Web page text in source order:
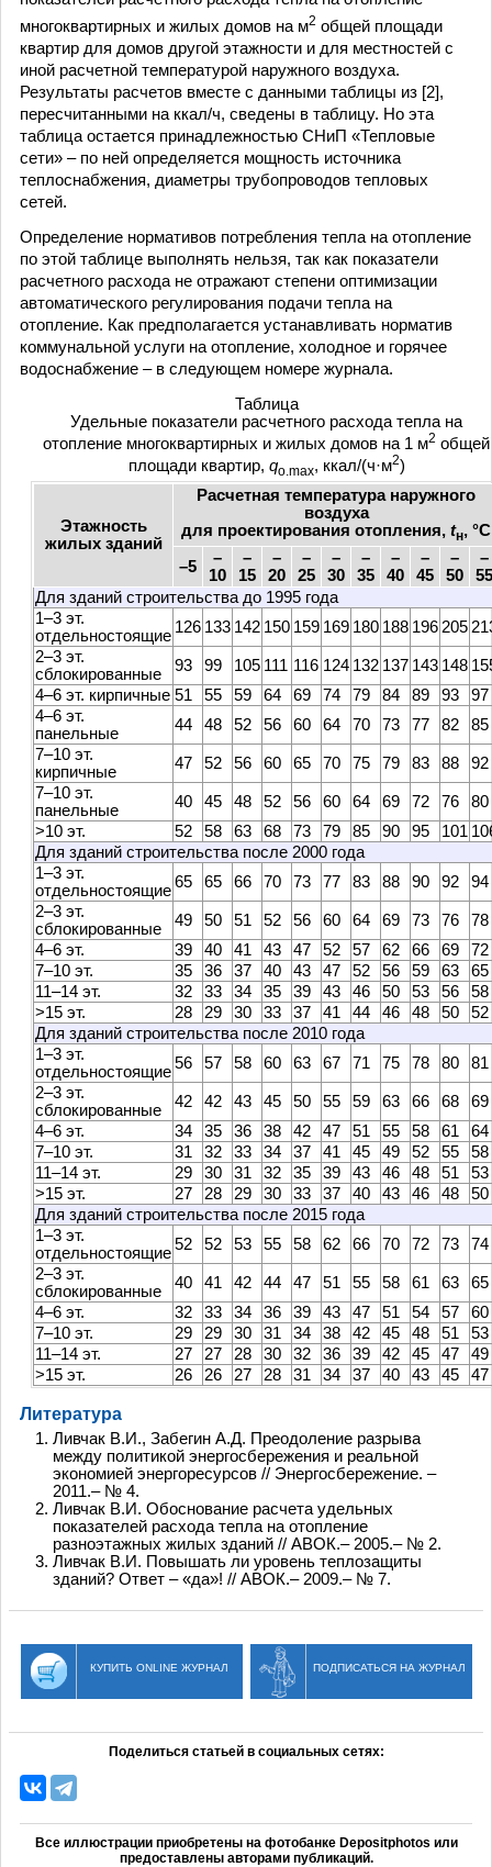
многоквартирных и жилых домов на м2 общей площади
квартир для домов другой этажности и для местностей с
иной расчетной температурой наружного воздуха.
Результаты расчетов вместе с данными таблицы из [2],
пересчитанными на ккал/ч, сведены в таблицу. Но эта
таблица остается принадлежностью СНиП «Тепловые
сети» – по ней определяется мощность источника
теплоснабжения, диаметры трубопроводов тепловых
сетей.
Определение нормативов потребления тепла на отопление
по этой таблице выполнять нельзя, так как показатели
расчетного расхода не отражают степени оптимизации
автоматического регулирования подачи тепла на
отопление. Как предполагается устанавливать норматив
коммунальной услуги на отопление, холодное и горячее
водоснабжение – в следующем номере журнала.
Таблица
Удельные показатели расчетного расхода тепла на
отопление многоквартирных и жилых домов на 1 м2 общей
площади квартир, qo.max, ккал/(ч·м2)
Этажность
жилых зданий
Расчетная температура наружного
воздуха
для проектирования отопления, tн, °С
–5
–
10
–
15
–
20
–
25
–
30
–
35
–
40
–
45
–
50
–
55
Для зданий строительства до 1995 года
1–3 эт.
отдельностоящие 126 133 142 150 159 169 180 188 196 205
2–3 эт.
сблокированные
93 99 105 111 116 124 132 137 143 148
4–6 эт. кирпичные 51 55 59 64 69 74 79 84 89 93
97
4–6 эт.
панельные
44 48 52 56 60 64 70 73 77 82
85
7–10 эт.
кирпичные
47 52 56 60 65 70 75 79 83 88
92
7–10 эт.
панельные
40 45 48 52 56 60 64 69 72 76
80
>10 эт.
52 58 63 68 73 79 85 90 95 101
Для зданий строительства после 2000 года
1–3 эт.
отдельностоящие65 65 66 70 73 77 83 88 90 92
94
2–3 эт.
сблокированные
49 50 51 52 56 60 64 69 73 76
78
4–6 эт.
39 40 41 43 47 52 57 62 66 69
72
7–10 эт.
35 36 37 40 43 47 52 56 59 63
65
11–14 эт.
32 33 34 35 39 43 46 50 53 56
58
>15 эт.
28 29 30 33 37 41 44 46 48 50
52
Для зданий строительства после 2010 года
1–3 эт.
отдельностоящие56 57 58 60 63 67 71 75 78 80
81
2–3 эт.
сблокированные
42 42 43 45 50 55 59 63 66 68
69
4–6 эт.
34 35 36 38 42 47 51 55 58 61
64
7–10 эт.
31 32 33 34 37 41 45 49 52 55
58
11–14 эт.
29 30 31 32 35 39 43 46 48 51
53
>15 эт.
27 28 29 30 33 37 40 43 46 48
50
Для зданий строительства после 2015 года
1–3 эт.
отдельностоящие52 52 53 55 58 62 66 70 72 73
74
2–3 эт.
сблокированные
40 41 42 44 47 51 55 58 61 63
65
4–6 эт.
32 33 34 36 39 43 47 51 54 57
60
7–10 эт.
29 29 30 31 34 38 42 45 48 51
53
11–14 эт.
27 27 28 30 32 36 39 42 45 47
49
>15 эт.
26 26 27 28 31 34 37 40 43 45 47
Литература
Ливчак В.И., Забегин А.Д. Преодоление разрыва
между политикой энергосбережения и реальной
экономией энергоресурсов // Энергосбережение. –
2011.– № 4.
Ливчак В.И. Обоснование расчета удельных
показателей расхода тепла на отопление
разноэтажных жилых зданий // АВОК.– 2005.– № 2.
Ливчак В.И. Повышать ли уровень теплозащиты
зданий? Ответ – «да»! // АВОК.– 2009.– № 7.
КУПИТЬ ONLINE ЖУРНАЛ ПОДПИСАТЬСЯ НА ЖУРНАЛ
Поделиться статьей в социальных сетях:
Все иллюстрации приобретены на фотобанке Depositphotos или
предоставлены авторами публикаций.